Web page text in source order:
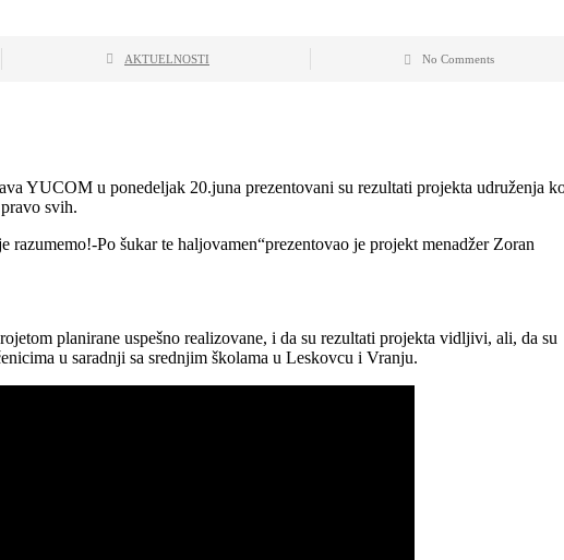
AKTUELNOSTI No Comments
YUCOM u ponedeljak 20.juna prezentovani su rezultati projekta udruženja
svih.
razumemo!-Po šukar te haljovamen“prezentovao je projekt menadžer Zoran
planirane uspešno realizovane, i da su rezultati projekta vidljivi, ali, da su
u saradnji sa srednjim školama u Leskovcu i Vranju.